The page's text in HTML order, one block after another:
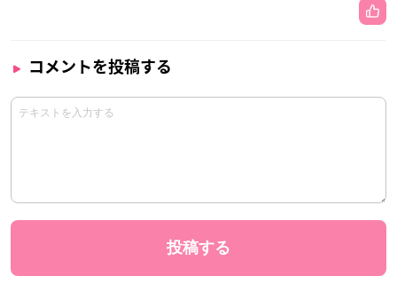
コメントを投稿する